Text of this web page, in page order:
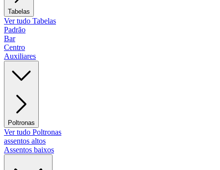
Tabelas
Ver tudo Tabelas
Padrão
Bar
Centro
Auxiliares
Poltronas
Ver tudo Poltronas
assentos altos
Assentos baixos